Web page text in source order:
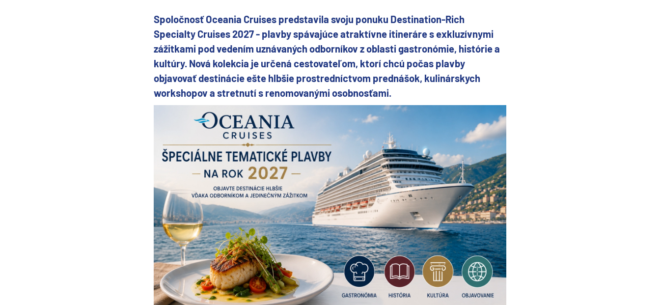
Grónsko
Nórske fjordy
Nórske fjordy a Pobaltie
Pobaltie
Severozápadná Európa
Britské ostrovy a Írsko
Pobrežie Európy
Severozápadná Európa
Kanárske ostrovy, Madeira a Maroko
Azorské ostrovy
Kanárske ostrovy
Kanárske ostrovy a Madeira
Karibik a Stredná Amerika
Bahamy
Bermudy
Spoločnosť Oceania Cruises predstavila svoju ponuku Destination-Rich
Specialty Cruises 2027 - plavby spávajúce atraktívne itineráre s exkluzívnymi
zážitkami pod vedením uznávaných odborníkov z oblasti gastronómie, histórie a
kultúry. Nová kolekcia je určená cestovateľom, ktorí chcú počas plavby
objavovať destinácie ešte hlbšie prostredníctvom prednášok, kulinárskych
workshopov a stretnutí s renomovanými osobnosťami.